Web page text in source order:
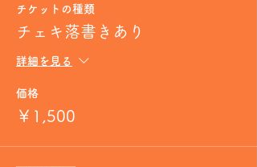
チケットの種類
チェキ落書きあり
詳細を見る
価格
￥1,500